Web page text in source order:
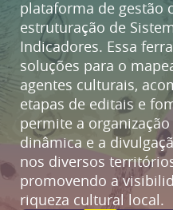
plataforma de gestão
estruturação de
Indicadores. Essa
soluções para o
agentes culturais,
etapas de editais e
permite a
dinâmica e a
nos diversos
promovendo a
riqueza cultural local.